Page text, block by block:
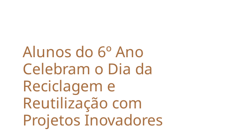
Área Reservada
Pesquisar
Alunos do 6º Ano
Celebram o Dia da
Reciclagem e
Reutilização com
Projetos Inovadores